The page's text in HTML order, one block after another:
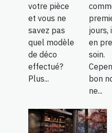
votre pièce
et vous ne
savez pas
quel modèle
de déco
effectué?
Plus...
jours,
en
soin.
bon
ne...